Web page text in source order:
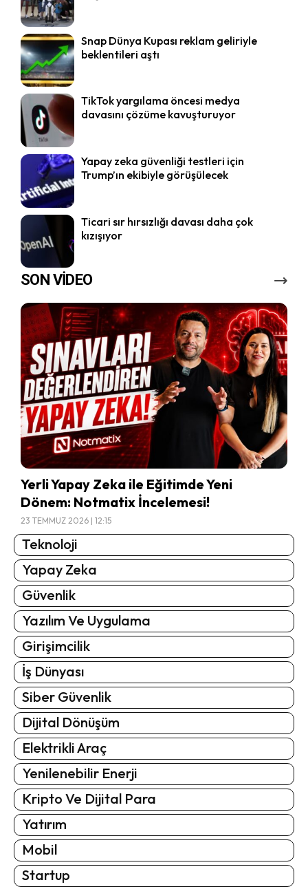
Snap Dünya Kupası reklam geliriyle
beklentileri aştı
TikTok yargılama öncesi medya
davasını çözüme kavuşturuyor
Yapay zeka güvenliği testleri için
Trump’ın ekibiyle görüşülecek
Ticari sır hırsızlığı davası daha çok
kızışıyor
SON VİDEO
Yerli Yapay Zeka ile Eğitimde Yeni
Dönem: Notmatix İncelemesi!
23 TEMMUZ 2026 | 12:15
Teknoloji
Yapay Zeka
Güvenlik
Yazılım Ve Uygulama
Girişimcilik
İş Dünyası
Siber Güvenlik
Dijital Dönüşüm
Elektrikli Araç
Yenilenebilir Enerji
Kripto Ve Dijital Para
Yatırım
Mobil
Startup